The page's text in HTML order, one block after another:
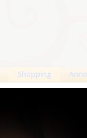
Shopping